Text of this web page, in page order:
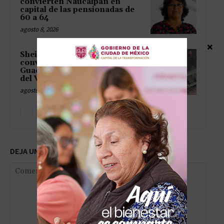
convierten Naucalpan en
capital de las pensionadas de
60 a 64
agosto 8, 2026
Sheinbaum y Gómez
convierten el Lago de
Guadalupe en surtidor oficial
del Valle de México
agosto 8, 2026
DEJA UNA RESPUESTA
×